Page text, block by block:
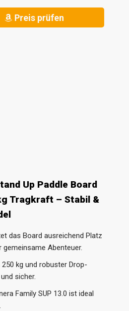
Preis prüfen
Up Paddle Board
Tragkraft – Stabil &
das Board ausreichend Platz
Abenteuer.
kg und robuster Drop-
sicher.
Family SUP 13.0 ist ideal